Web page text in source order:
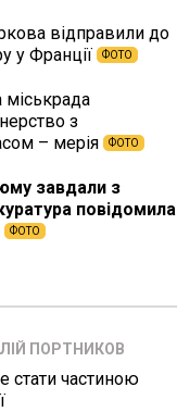
відправили до
у Франції
ФОТО
міськрада
з
– мерія
ФОТО
завдали з
повідомила
ФОТО
ПОРТНИКОВ
стати частиною